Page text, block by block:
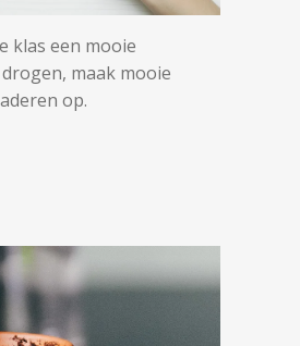
klas een mooie
maak mooie
op.